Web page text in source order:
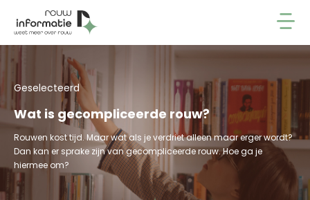
Geselecteerd
Wat is gecompliceerde rouw?
Rouwen kost tijd. Maar wat als je verdriet alleen maar erger wordt?
Dan kan er sprake zijn van gecompliceerde rouw. Hoe ga je
hiermee om?